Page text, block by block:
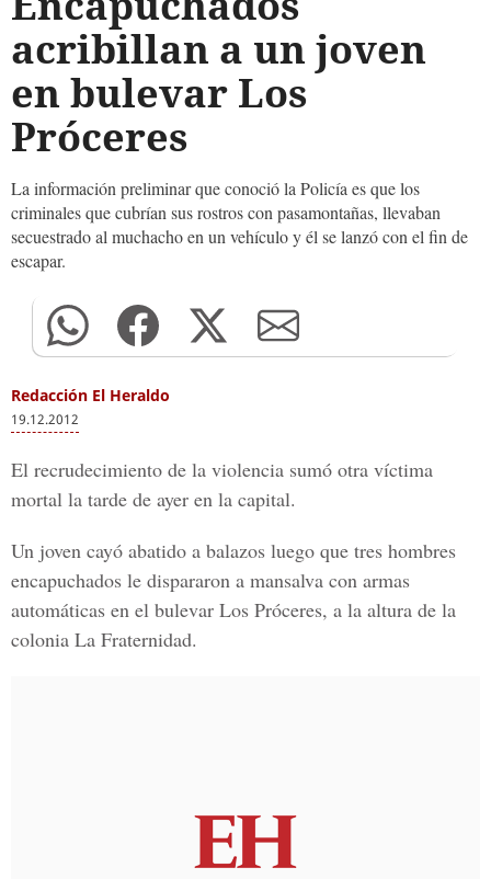
acribillan a un joven
en bulevar Los
Próceres
La información preliminar que conoció la Policía es que los
criminales que cubrían sus rostros con pasamontañas, llevaban
secuestrado al muchacho en un vehículo y él se lanzó con el fin de
escapar.
Redacción El Heraldo
19.12.2012
El recrudecimiento de la violencia sumó otra víctima
mortal la tarde de ayer en la capital.
Un joven cayó abatido a balazos luego que tres hombres
encapuchados le dispararon a mansalva con armas
automáticas en el bulevar Los Próceres, a la altura de la
colonia La Fraternidad.